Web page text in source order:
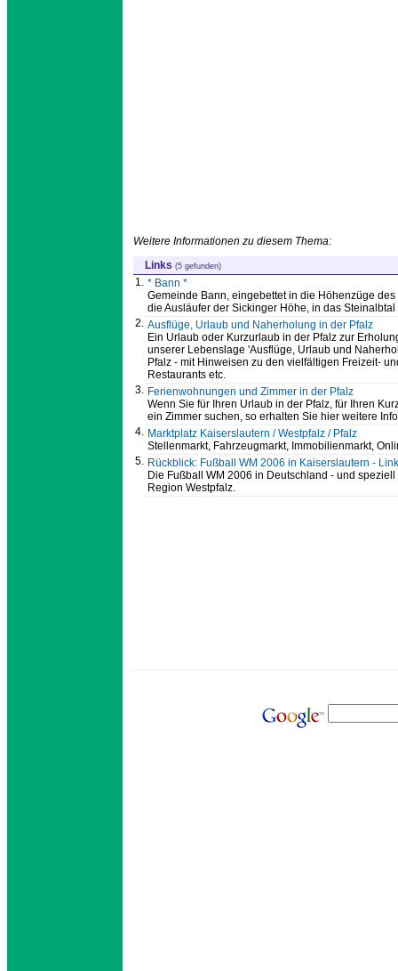
Weitere Informationen zu diesem Thema:
Links (5 gefunden)
1. * Bann *
Gemeinde Bann, eingebettet in die Höhenzüge
die Ausläufer der Sickinger Höhe, in das
2. Ausflüge, Urlaub und Naherholung in der Pfalz
Ein Urlaub oder Kurzurlaub in der Pfalz zur
unserer Lebenslage 'Ausflüge, Urlaub und
Pfalz - mit Hinweisen zu den vielfältigen Freizeit-
Restaurants etc.
3. Ferienwohnungen und Zimmer in der Pfalz
Wenn Sie für Ihren Urlaub in der Pfalz, für Ihren
ein Zimmer suchen, so erhalten Sie hier weitere
4. Marktplatz Kaiserslautern / Westpfalz / Pfalz
Stellenmarkt, Fahrzeugmarkt, Immobilienmarkt,
5. Rückblick: Fußball WM 2006 in Kaiserslautern -
Die Fußball WM 2006 in Deutschland - und
Region Westpfalz.